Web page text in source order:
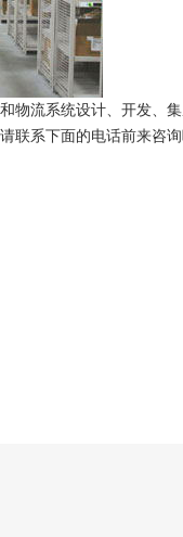
物流系统设计、开发、
联系下面的电话前来咨